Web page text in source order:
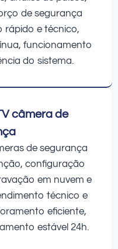
de segurança
rápido e técnico,
funcionamento
do sistema.
câmera de
de segurança
configuração
em nuvem e
técnico e
eficiente,
estável 24h.